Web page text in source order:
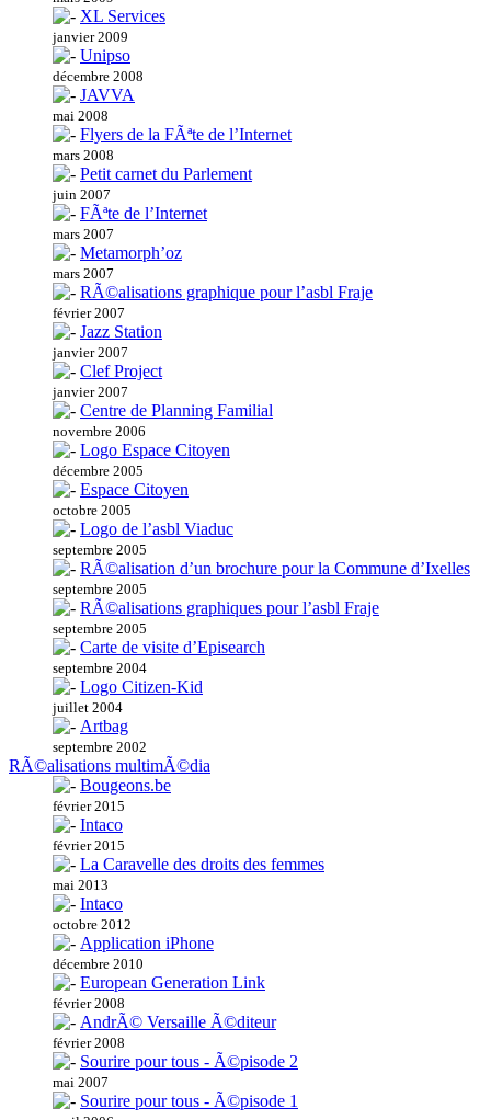
XL Services
janvier 2009
Unipso
décembre 2008
JAVVA
mai 2008
Flyers de la FÃªte de l’Internet
mars 2008
Petit carnet du Parlement
juin 2007
FÃªte de l’Internet
mars 2007
Metamorph’oz
mars 2007
RÃ©alisations graphique pour l’asbl Fraje
février 2007
Jazz Station
janvier 2007
Clef Project
janvier 2007
Centre de Planning Familial
novembre 2006
Logo Espace Citoyen
décembre 2005
Espace Citoyen
octobre 2005
Logo de l’asbl Viaduc
septembre 2005
RÃ©alisation d’un brochure pour la Commune d’Ixelles
septembre 2005
RÃ©alisations graphiques pour l’asbl Fraje
septembre 2005
Carte de visite d’Episearch
septembre 2004
Logo Citizen-Kid
juillet 2004
Artbag
septembre 2002
RÃ©alisations multimÃ©dia
Bougeons.be
février 2015
Intaco
février 2015
La Caravelle des droits des femmes
mai 2013
Intaco
octobre 2012
Application iPhone
décembre 2010
European Generation Link
février 2008
AndrÃ© Versaille Ã©diteur
février 2008
Sourire pour tous - Ã©pisode 2
mai 2007
Sourire pour tous - Ã©pisode 1